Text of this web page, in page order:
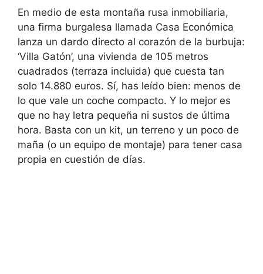
En medio de esta montaña rusa inmobiliaria,
una firma burgalesa llamada Casa Económica
lanza un dardo directo al corazón de la burbuja:
‘Villa Gatón’, una vivienda de 105 metros
cuadrados (terraza incluida) que cuesta tan
solo 14.880 euros. Sí, has leído bien: menos de
lo que vale un coche compacto. Y lo mejor es
que no hay letra pequeña ni sustos de última
hora. Basta con un kit, un terreno y un poco de
maña (o un equipo de montaje) para tener casa
propia en cuestión de días.